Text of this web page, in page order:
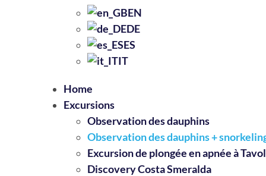
EN
DE
ES
IT
Home
Excursions
Observation des dauphins
Observation des dauphins +
Excursion de plongée en apnée à
Discovery Costa Smeralda